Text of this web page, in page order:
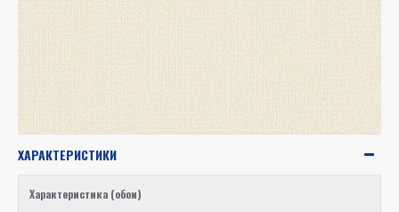
ХАРАКТЕРИСТИКИ
Характеристика (обои)